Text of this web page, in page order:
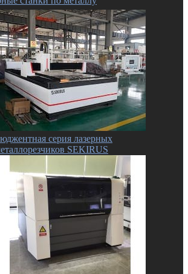
серия лазерных
SEKIRUS